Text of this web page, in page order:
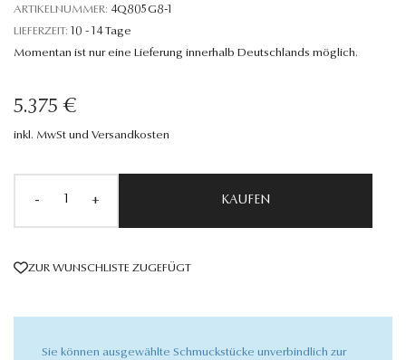
ARTIKELNUMMER: 4Q805G8-1
LIEFERZEIT: 10 - 14 Tage
Momentan ist nur eine Lieferung innerhalb Deutschlands möglich.
5.375 €
inkl. MwSt und Versandkosten
- + KAUFEN
ZUR WUNSCHLISTE ZUGEFÜGT
Sie können ausgewählte Schmuckstücke unverbindlich zur